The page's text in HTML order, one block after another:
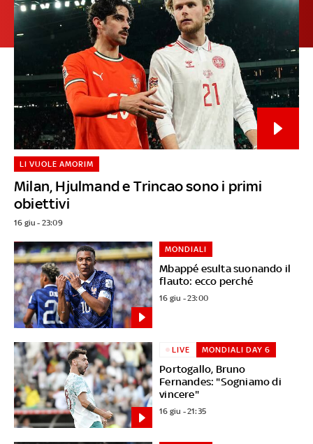
Milan, Hjulmand e Trincao sono i primi
obiettivi
LI VUOLE AMORIM
16 giu - 23:09
Mbappé esulta suonando il
flauto: ecco perché
MONDIALI
16 giu - 23:00
Portogallo, Bruno
Fernandes: "Sogniamo di
vincere"
LIVE MONDIALI DAY 6
16 giu - 21:35